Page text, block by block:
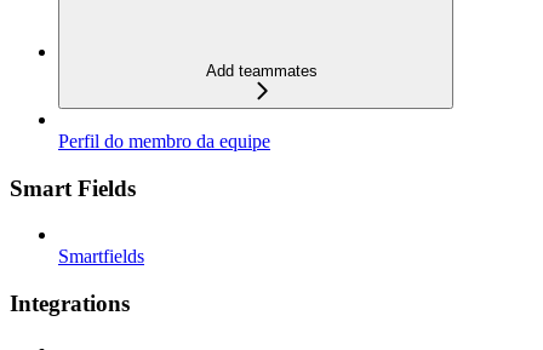
Add teammates
Perfil do membro da equipe
Smart Fields
Smartfields
Integrations